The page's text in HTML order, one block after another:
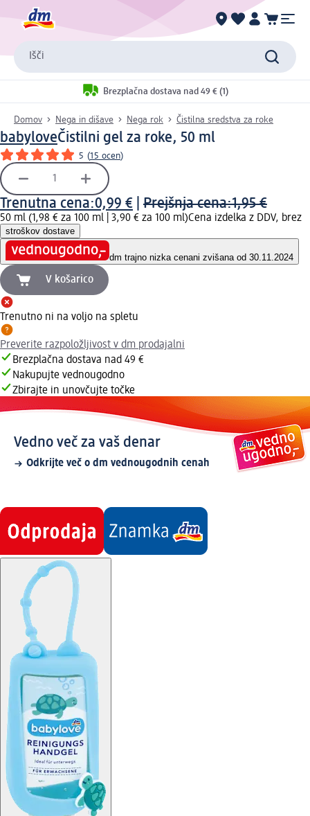
Išči
Brezplačna dostava nad 49 € (1)
Domov Nega in dišave Nega rok Čistilna sredstva za roke
babyloveČistilni gel za roke, 50 ml
5 (15 ocen)
Trenutna cena:0,99 € Prejšnja cena:1,95 €
50 ml (1,98 € za 100 ml | 3,90 € za 100 ml)Cena izdelka z DDV, brez
stroškov dostave
dm trajno nizka cenani zvišana od 30.11.2024
V košarico
Trenutno ni na voljo na spletu
Preverite razpoložljivost v dm prodajalni
Brezplačna dostava nad 49 €
Nakupujte vednougodno
Zbirajte in unovčujte točke
Vedno več za vaš denar
Odkrijte več o dm vednougodnih cenah